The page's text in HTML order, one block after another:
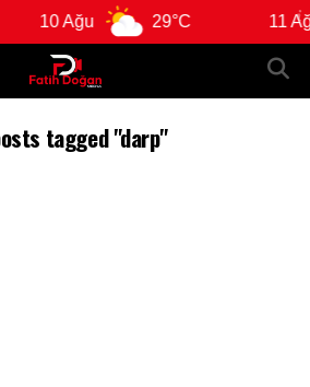
10 Ağu 29°C 11 Ağu
tagged "darp"